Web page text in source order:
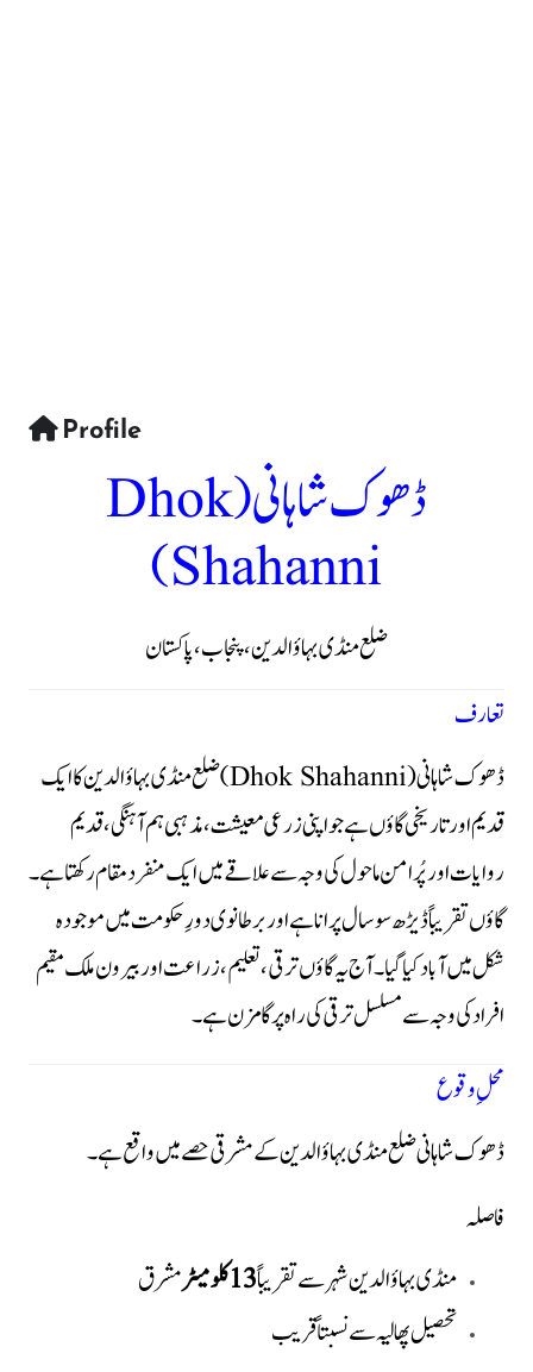
Profile
ڈھوک شاہانی (Dhok
Shahanni)
ضلع منڈی بہاؤالدین، پنجاب، پاکستان
تعارف
ڈھوک شاہانی (Dhok Shahanni) ضلع منڈی بہاؤالدین کا ایک
قدیم اور تاریخی گاؤں ہے جو اپنی زرعی معیشت، مذہبی ہم آہنگی، قدیم
روایات اور پُرامن ماحول کی وجہ سے علاقے میں ایک منفرد مقام رکھتا ہے۔
گاؤں تقریباً ڈیڑھ سو سال پرانا ہے اور برطانوی دورِ حکومت میں موجودہ
شکل میں آباد کیا گیا۔ آج یہ گاؤں ترقی، تعلیم، زراعت اور بیرون ملک مقیم
افراد کی وجہ سے مسلسل ترقی کی راہ پر گامزن ہے۔
محلِ وقوع
ڈھوک شاہانی ضلع منڈی بہاؤالدین کے مشرقی حصے میں واقع ہے۔
فاصلہ
منڈی بہاؤالدین شہر سے تقریباً13 کلومیٹر
مشرق
تحصیل پھالیہ سے نسبتاً قریب